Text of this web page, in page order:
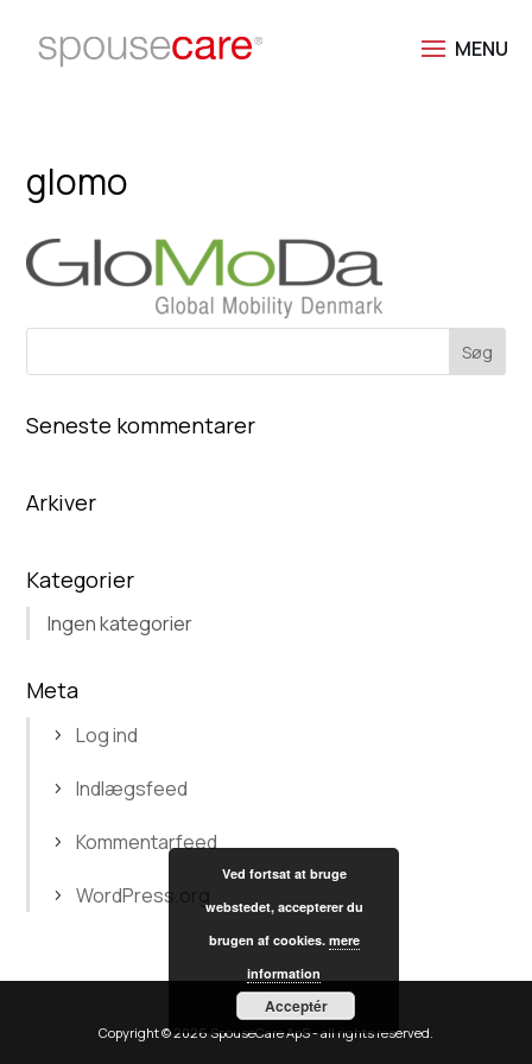
glomo
Seneste kommentarer
Arkiver
Kategorier
Ingen kategorier
Meta
Log ind
Indlægsfeed
Kommentarfeed
WordPress.org
Copyright © 2026 SpouseCare ApS- all rights reserved.
Ved fortsat at bruge
webstedet, accepterer du
brugen af cookies. mere
information
Acceptér